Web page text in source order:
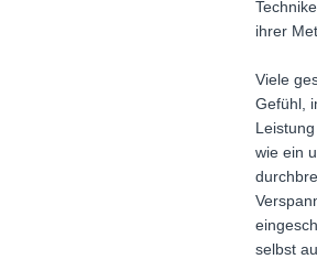
ihrer
Viele
Gefühl,
wie ein
selbst